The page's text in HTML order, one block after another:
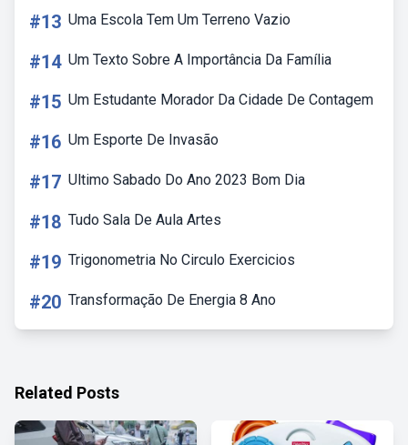
#13 Uma Escola Tem Um Terreno Vazio
#14 Um Texto Sobre A Importância Da Família
#15 Um Estudante Morador Da Cidade De Contagem
#16 Um Esporte De Invasão
#17 Ultimo Sabado Do Ano 2023 Bom Dia
#18 Tudo Sala De Aula Artes
#19 Trigonometria No Circulo Exercicios
#20 Transformação De Energia 8 Ano
Related Posts